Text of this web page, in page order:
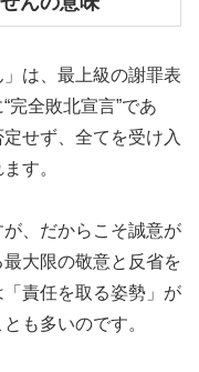
」は、最上級の謝罪表
完全敗北宣言”であ
せず、全てを受け入
す。
、だからこそ誠意が
大限の敬意と反省を
責任を取る姿勢」が
も多いのです。